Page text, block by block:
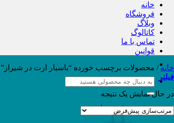
جستجو
برای:
سبد خرید /۰ تومان
خانه
فروشگاه
وبلاگ
کاتالوگ
تماس با ما
قوانین
خانه / محصولات برچسب خورده “باسبار ارت در شیراز”
فیلتر
در حال نمایش یک نتیجه